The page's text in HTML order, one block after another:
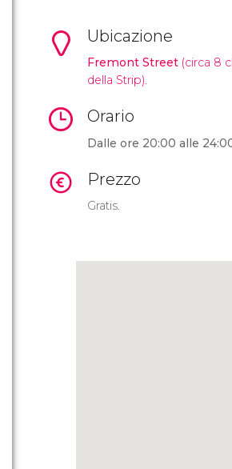
Ubicazione
Fremont Street (circa 8
della Strip).
Orario
Dalle ore 20:00 alle
Prezzo
Gratis.